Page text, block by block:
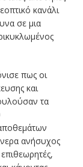
κανάλι
σε μια
πως οι
και
τα
ανήσυχος